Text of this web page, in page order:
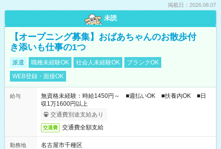
掲載日：2026.08.07
未読
【オープニング募集】おばあちゃんのお散歩付
き添いも仕事の1つ
派遣 職種未経験OK 社会人未経験OK
ブランクOK
WEB登録・面接OK
給与
無資格未経験：時給1450円～ ■週払いOK ■扶養内OK ■日
収1万1600円以上
交通費別途支給あり
交通費 交通費全額支給
勤務地
名古屋市千種区